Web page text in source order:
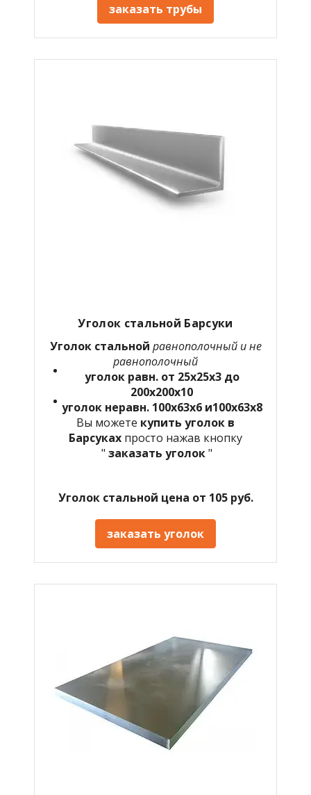
заказать трубы
Уголок стальной Барсуки
Уголок стальной равнополочный и не
равнополочный
уголок равн. от 25х25х3 до
200х200х10
уголок неравн. 100х63х6 и100х63х8
Вы можете купить уголок в
Барсуках просто нажав кнопку
" заказать уголок"
Уголок стальной цена от 105 руб.
заказать уголок